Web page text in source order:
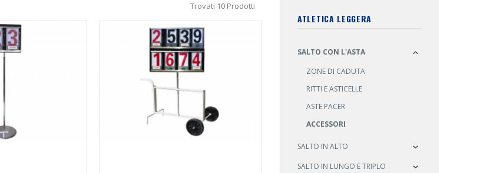
Trovati 10 Prodotti
ATLETICA LEGGERA
SALTO CON L'ASTA
ZONE DI CADUTA
RITTI E ASTICELLE
ASTE PACER
ACCESSORI
SALTO IN ALTO
SALTO IN LUNGO E TRIPLO